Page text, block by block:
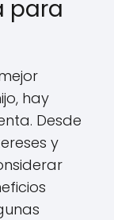
para
hay
Desde
y